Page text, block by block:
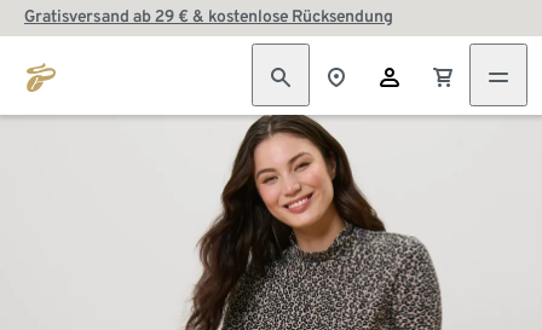
Gratisversand ab 29 € & kostenlose Rücksendung